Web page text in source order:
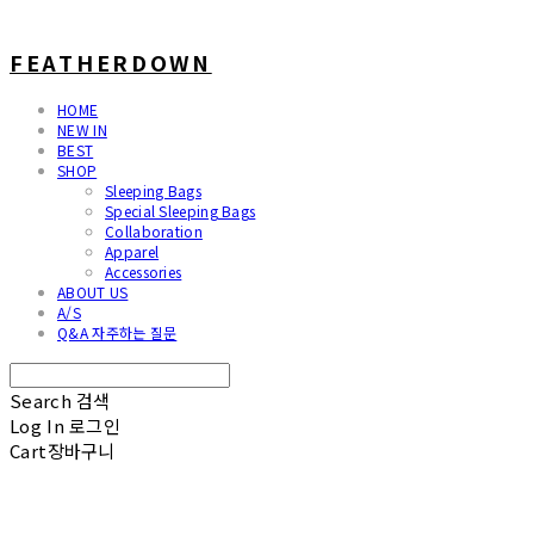
FEATHERDOWN
HOME
NEW IN
BEST
SHOP
Sleeping Bags
Special Sleeping Bags
Collaboration
Apparel
Accessories
ABOUT US
A/S
Q&A 자주하는 질문
Search 검색
Log In 로그인
Cart장바구니